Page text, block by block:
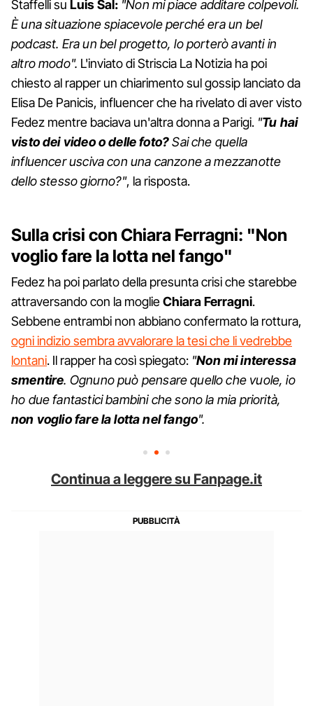
Staffelli su Luis Sal: "Non mi piace additare colpevoli.
È una situazione spiacevole perché era un bel
podcast. Era un bel progetto, lo porterò avanti in
altro modo". L'inviato di Striscia La Notizia ha poi
chiesto al rapper un chiarimento sul gossip lanciato da
Elisa De Panicis, influencer che ha rivelato di aver visto
Fedez mentre baciava un'altra donna a Parigi. "Tu hai
visto dei video o delle foto?Sai che quella
influencer usciva con una canzone a mezzanotte
dello stesso giorno?", la risposta.
Sulla crisi con Chiara Ferragni: "Non
voglio fare la lotta nel fango"
Fedez ha poi parlato della presunta crisi che starebbe
attraversando con la moglieChiara Ferragni.
Sebbene entrambi non abbiano confermato la rottura,
ogni indizio sembra avvalorare la tesi che li vedrebbe
lontani. Il rapper ha così spiegato: "Non mi interessa
smentire. Ognuno può pensare quello che vuole, io
ho due fantastici bambini che sono la mia priorità,
non voglio fare la lotta nel fango".
Continua a leggere su Fanpage.it